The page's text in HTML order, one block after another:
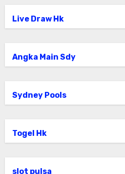
Live Draw Hk
Angka Main Sdy
Sydney Pools
Togel Hk
slot pulsa